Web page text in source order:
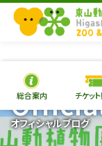
総合案内 チケッ
オフィシャルブログ